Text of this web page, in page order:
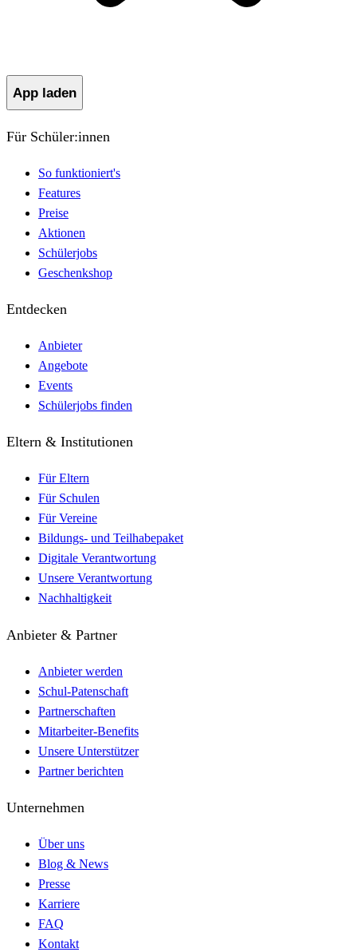
App laden
Für Schüler:innen
So funktioniert's
Features
Preise
Aktionen
Schülerjobs
Geschenkshop
Entdecken
Anbieter
Angebote
Events
Schülerjobs finden
Eltern & Institutionen
Für Eltern
Für Schulen
Für Vereine
Bildungs- und Teilhabepaket
Digitale Verantwortung
Unsere Verantwortung
Nachhaltigkeit
Anbieter & Partner
Anbieter werden
Schul-Patenschaft
Partnerschaften
Mitarbeiter-Benefits
Unsere Unterstützer
Partner berichten
Unternehmen
Über uns
Blog & News
Presse
Karriere
FAQ
Kontakt